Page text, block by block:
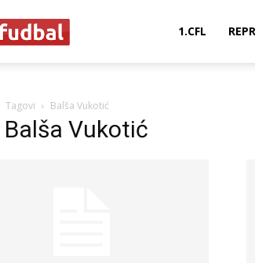
1.CFL
Tagovi Balša Vukotić
Balša Vukotić